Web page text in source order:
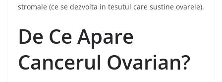
stromale (ce se dezvolta in tesutul care sustine ovarele).
De Ce Apare
Cancerul Ovarian?